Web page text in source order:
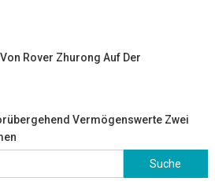
Rover Zhurong Auf Der
Vermögenswerte Zwei
Suche
nach: